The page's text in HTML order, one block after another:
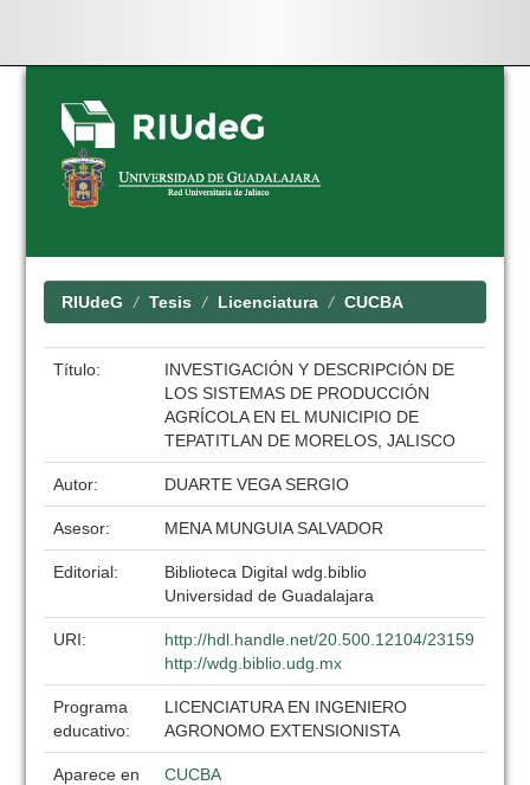
Skip
navigation
RIUdeG Tesis Licenciatura CUCBA
Título:
INVESTIGACIÓN Y DESCRIPCIÓN DE
LOS SISTEMAS DE PRODUCCIÓN
AGRÍCOLA EN EL MUNICIPIO DE
TEPATITLAN DE MORELOS, JALISCO
Autor: DUARTE VEGA SERGIO
Asesor: MENA MUNGUIA SALVADOR
Editorial:
Biblioteca Digital wdg.biblio
Universidad de Guadalajara
URI:
http://hdl.handle.net/20.500.12104/23159
http://wdg.biblio.udg.mx
Programa
educativo:
LICENCIATURA EN INGENIERO
AGRONOMO EXTENSIONISTA
Aparece en
CUCBA